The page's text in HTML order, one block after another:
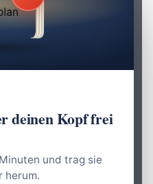
deinen Kopf frei
und trag sie
herum.